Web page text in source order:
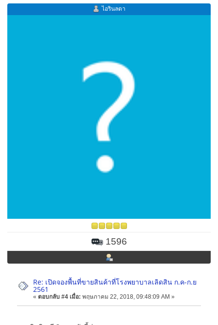
ไอรินลดา
1596
Re: เปิดจองพื้นที่ขายสินค้าที่โรงพยาบาลเลิดสิน ก.ค-ก.ย
2561
« ตอบกลับ #4 เมื่อ: พฤษภาคม 22, 2018, 09:48:09 AM »